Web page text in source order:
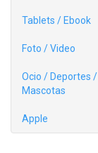
Tablets / Ebook
Foto / Video
Ocio / Deportes /
Mascotas
Apple